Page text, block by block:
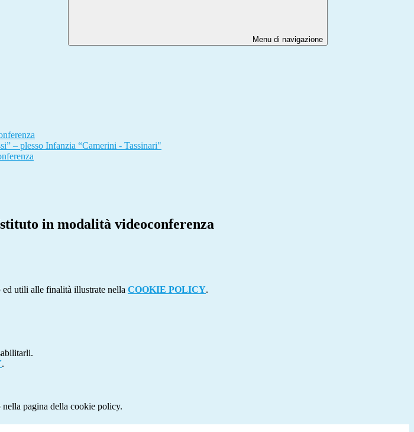
Menu di navigazione
– plesso Infanzia “Camerini - Tassinari"
in modalità videoconferenza
utili alle finalità illustrate nella COOKIE POLICY.
.
pagina della cookie policy.